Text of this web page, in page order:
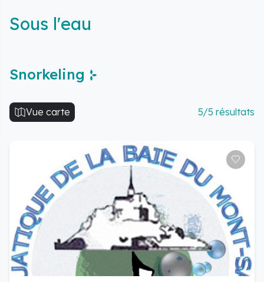
Sous l'eau
Snorkeling
Vue carte 5/5 résultats